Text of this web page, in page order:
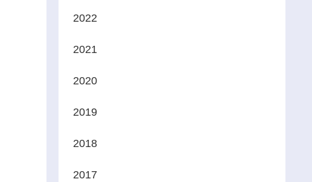
2022
2021
2020
2019
2018
2017